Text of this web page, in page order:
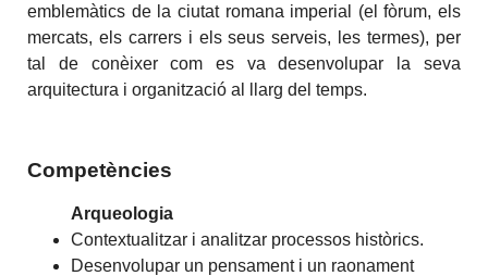
emblemàtics de la ciutat romana imperial (el fòrum, els
mercats, els carrers i els seus serveis, les termes), per
tal de conèixer com es va desenvolupar la seva
arquitectura i organització al llarg del temps.
Competències
Arqueologia
Contextualitzar i analitzar processos històrics.
Desenvolupar un pensament i un raonament